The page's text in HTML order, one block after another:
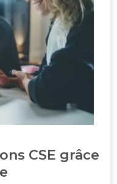
CSE grâce